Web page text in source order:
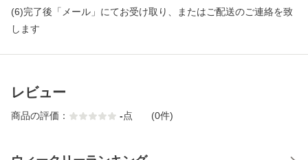
(6)完了後「メール」にてお受け取り、またはご配送のご連絡を致
します
レビュー
商品の評価： -点 (0件)